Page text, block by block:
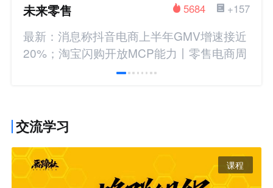
未来零售 +157
5684
最新：消息称抖音电商上半年GMV增速接近
20%；淘宝闪购开放MCP能力丨零售电商周
交流学习
课程